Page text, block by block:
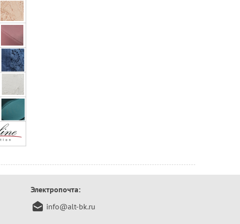
Электропочта:
info@alt-bk.ru